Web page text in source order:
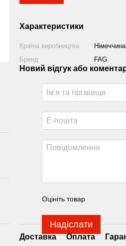
Характеристики
Країна виробництва
Німеччина
Бренд
FAG
Новий відгук або
Оцініть товар
Надіслати
Доставка Оплата